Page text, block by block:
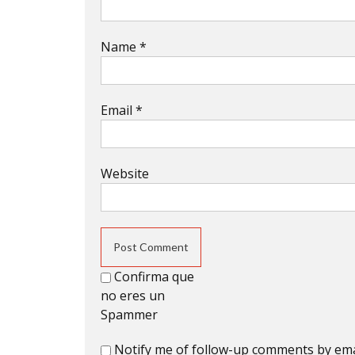
Name*
Email*
Website
Confirma que
no eres un
Spammer
Notify me of follow-up comments by